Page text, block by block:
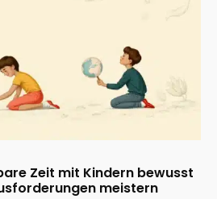
Zeit mit Kindern bewusst
meistern